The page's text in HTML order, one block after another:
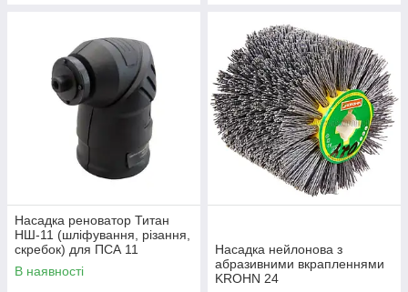
Насадка реноватор Титан
НШ-11 (шліфування, різання,
скребок) для ПСА 11
В наявності
Насадка нейлонова з
абразивними вкрапленнями
KROHN 24